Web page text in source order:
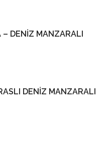
– DENIZ MANZARALI
DENIZ MANZARALI